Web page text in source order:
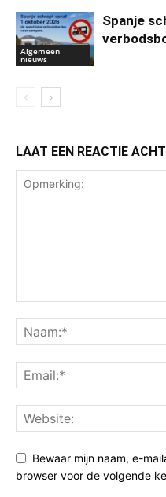
Algemeen
nieuws
Spanje
LAAT EEN REACTIE
Bewaar mijn naam, e-
browser voor de volgende